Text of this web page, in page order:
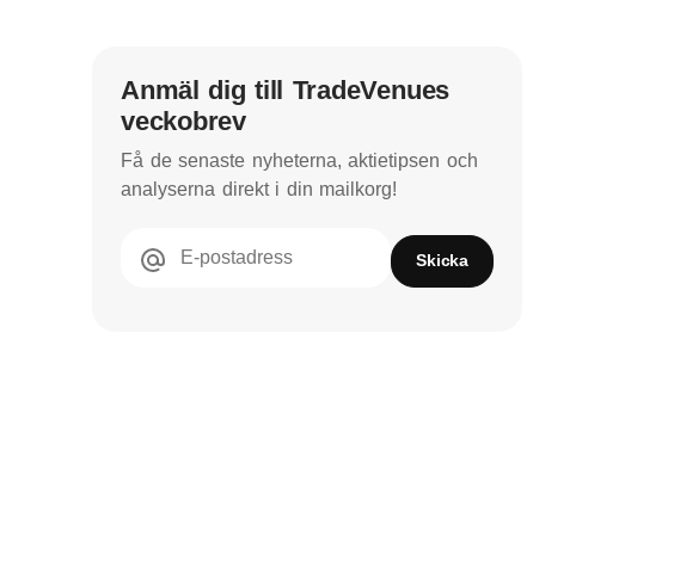
Anmäl dig till TradeVenues
veckobrev
Få de senaste nyheterna, aktietipsen och
analyserna direkt i din mailkorg!
E-postadress Skicka